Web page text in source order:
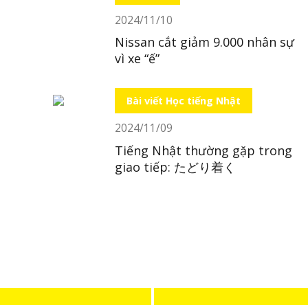
2024/11/10
Nissan cắt giảm 9.000 nhân sự
vì xe “ế”
Bài viết Học tiếng Nhật
2024/11/09
Tiếng Nhật thường gặp trong
giao tiếp: たどり着く